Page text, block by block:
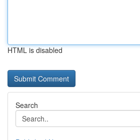
HTML is disabled
Search